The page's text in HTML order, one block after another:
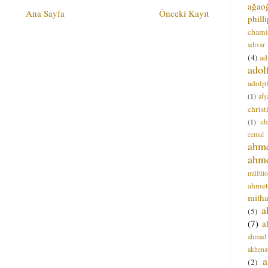
Önceki Kayıt
Ana Sayfa
adıvar
(4)
(1)
(1)
cemal
(5)
(7)
ahmad
(2)